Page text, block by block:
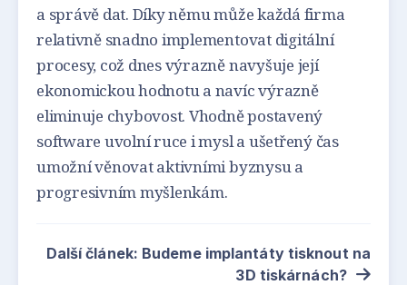
a správě dat. Díky němu může každá firma
relativně snadno implementovat digitální
procesy, což dnes výrazně navyšuje její
ekonomickou hodnotu a navíc výrazně
eliminuje chybovost. Vhodně postavený
software uvolní ruce i mysl a ušetřený čas
umožní věnovat aktivními byznysu a
progresivním myšlenkám.
Další článek: Budeme implantáty tisknout na
3D tiskárnách?